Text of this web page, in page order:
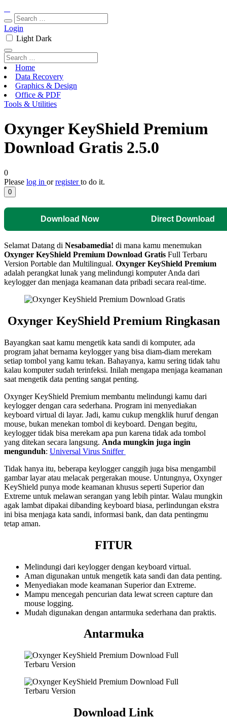
Login
Light Dark
Home
Data Recovery
Graphics & Design
Office & PDF
Tools & Utilities
Oxynger KeyShield Premium
Download Gratis 2.5.0
0
Please log in orregisterto do it.
0
Download Now Direct Download
Selamat Datang di Nesabamedia! di mana kamu menemukan
Oxynger KeyShield Premium Download Gratis Full Terbaru
Version Portable dan Multilingual. Oxynger KeyShield Premium
adalah perangkat lunak yang melindungi komputer Anda dari
keylogger dan menjaga keamanan data pribadi secara real-time.
Oxynger KeyShield Premium Ringkasan
Bayangkan saat kamu mengetik kata sandi di komputer, ada
program jahat bernama keylogger yang bisa diam-diam merekam
setiap tombol yang kamu tekan. Bahayanya, kamu sering tidak tahu
kalau komputer sudah terinfeksi. Inilah mengapa menjaga keamanan
saat mengetik data penting sangat penting.
Oxynger KeyShield Premium membantu melindungi kamu dari
keylogger dengan cara sederhana. Program ini menyediakan
keyboard virtual di layar. Jadi, kamu cukup mengklik huruf dengan
mouse, bukan menekan tombol di keyboard. Dengan begitu,
keylogger tidak bisa merekam apa pun karena tidak ada tombol
yang ditekan secara langsung. Anda mungkin juga ingin
mengunduh: Universal Virus Sniffer
Tidak hanya itu, beberapa keylogger canggih juga bisa mengambil
gambar layar atau melacak pergerakan mouse. Untungnya, Oxynger
KeyShield punya mode keamanan khusus seperti Superior dan
Extreme untuk melawan serangan yang lebih pintar. Walau mungkin
agak lambat dipakai dibanding keyboard biasa, perlindungan ekstra
ini bisa menjaga kata sandi, informasi bank, dan data pentingmu
tetap aman.
FITUR
Melindungi dari keylogger dengan keyboard virtual.
Aman digunakan untuk mengetik kata sandi dan data penting.
Menyediakan mode keamanan Superior dan Extreme.
Mampu mencegah pencurian data lewat screen capture dan
mouse logging.
Mudah digunakan dengan antarmuka sederhana dan praktis.
Antarmuka
Download Link